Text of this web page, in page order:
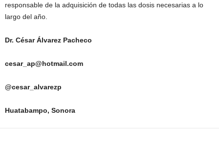
responsable de la adquisición de todas las dosis necesarias a lo
largo del año.
Dr. César Álvarez Pacheco
cesar_ap@hotmail.com
@cesar_alvarezp
Huatabampo, Sonora